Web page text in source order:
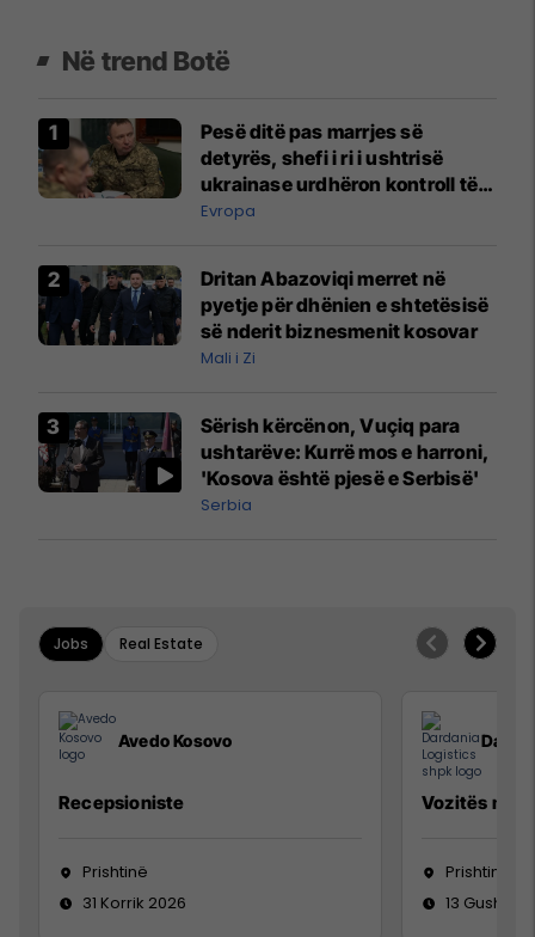
Në trend Botë
Pesë ditë pas marrjes së
detyrës, shefi i ri i ushtrisë
ukrainase urdhëron kontroll të
madh
Evropa
Dritan Abazoviqi merret në
pyetje për dhënien e shtetësisë
së nderit biznesmenit kosovar
Mali i Zi
Sërish kërcënon, Vuçiq para
ushtarëve: Kurrë mos e harroni,
'Kosova është pjesë e Serbisë'
Serbia
Jobs Real Estate
Avedo Kosovo
Recepsioniste
Prishtinë
31 Korrik 2026
Vozitës me
Prishtinë
13 Gusht